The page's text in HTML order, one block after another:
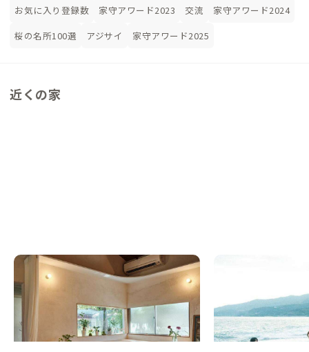
お気に入り登録数
家守アワード2023 交流
家守アワード2024
桜の名所100選
アジサイ 家守アワード2025
近くの家
小田原F邸
神奈川県 ゲストハウス
【まるっと貸切専用】駅徒歩5分で城下町と
海を楽しむ貸切2LDK
この家からの距離 1km
【まるっと貸切専用
るまちごとゲストハ
この家からの距離 1km